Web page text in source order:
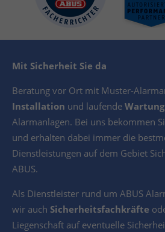
Mit Sicherheit Sie da
Beratung vor Ort mit Muster-
Installation und laufende Wartung
Alarmanlagen. Bei uns bekommen
und erhalten dabei immer die
Dienstleistungen auf dem Gebiet
ABUS.
Als Dienstleister rund um ABUS
wir auch Sicherheitsfachkräfte
Liegenschaft auf eventuelle